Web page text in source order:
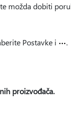
možda dobiti
Postavke i .
proizvođača.